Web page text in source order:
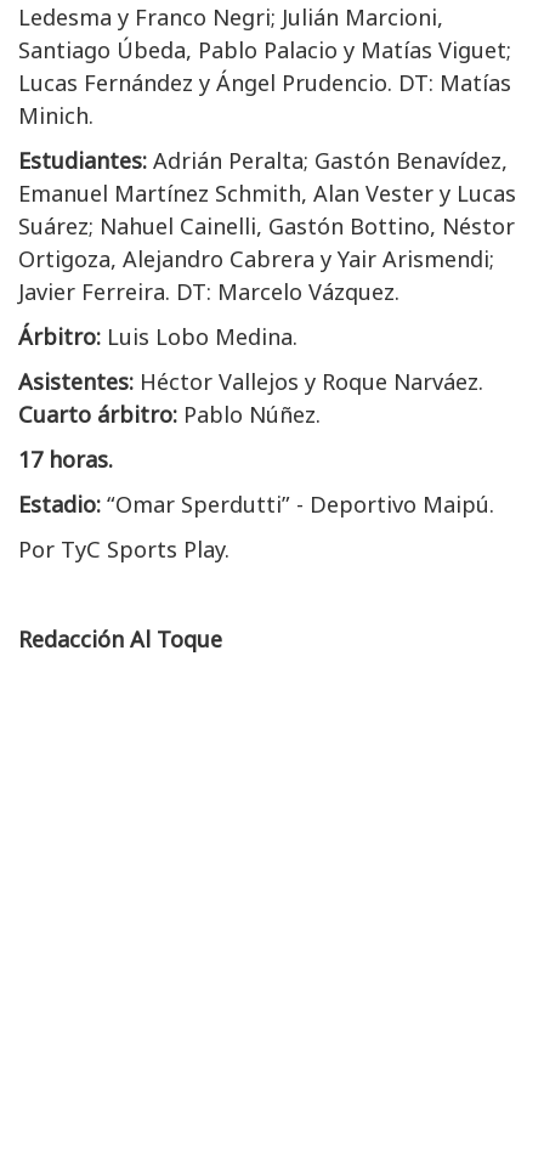
Ledesma y Franco Negri; Julián Marcioni,
Santiago Úbeda, Pablo Palacio y Matías Viguet;
Lucas Fernández y Ángel Prudencio. DT: Matías
Minich.
Estudiantes: Adrián Peralta; Gastón Benavídez,
Emanuel Martínez Schmith, Alan Vester y Lucas
Suárez; Nahuel Cainelli, Gastón Bottino, Néstor
Ortigoza, Alejandro Cabrera y Yair Arismendi;
Javier Ferreira. DT: Marcelo Vázquez.
Árbitro: Luis Lobo Medina.
Asistentes: Héctor Vallejos y Roque Narváez.
Cuarto árbitro: Pablo Núñez.
17 horas.
Estadio: “Omar Sperdutti” - Deportivo Maipú.
Por TyC Sports Play.
Redacción Al Toque